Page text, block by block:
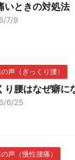
いときの対処法
7/9
声（ぎっくり腰）
り腰はなぜ癖に
6/25
声（慢性腰痛）